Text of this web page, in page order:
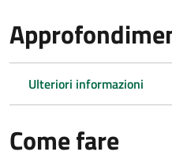
Ulteriori informazioni
Come fare